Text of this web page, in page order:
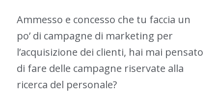
Ammesso e concesso che tu faccia un
po’ di campagne di marketing per
l’acquisizione dei clienti, hai mai pensato
di fare delle campagne riservate alla
ricerca del personale?